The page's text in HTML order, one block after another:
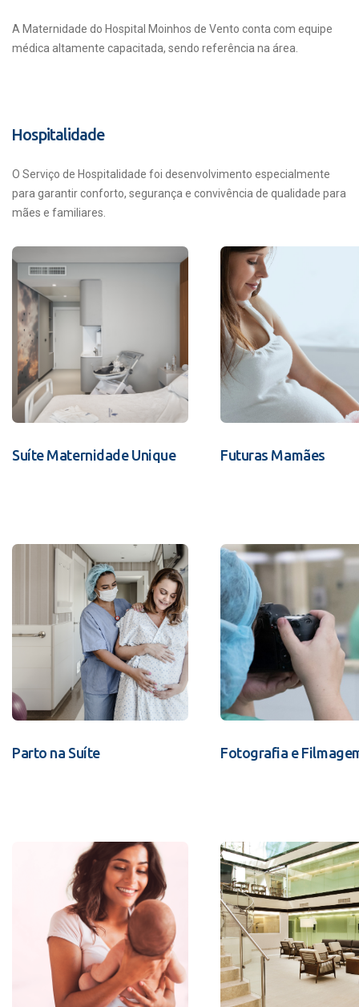
A Maternidade do Hospital Moinhos de Vento conta com equipe
médica altamente capacitada, sendo referência na área.
Hospitalidade
O Serviço de Hospitalidade foi desenvolvimento especialmente
para garantir conforto, segurança e convivência de qualidade para
mães e familiares.
Suíte Maternidade Unique Futuras Mamães
Parto na Suíte Fotografia e